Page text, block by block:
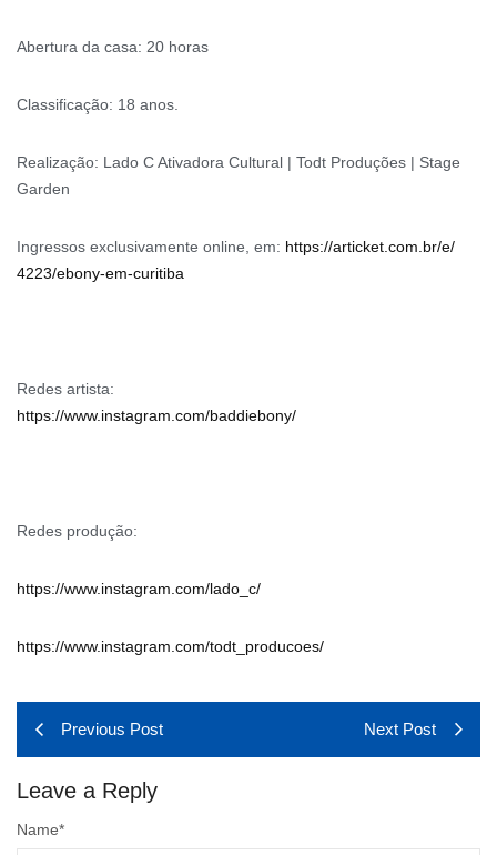
Abertura da casa: 20 horas
Classificação: 18 anos.
Realização: Lado C Ativadora Cultural | Todt Produções | Stage
Garden
Ingressos exclusivamente online, em: https://articket.com.br/e/
4223/ebony-em-curitiba
Redes artista:
https://www.instagram.com/baddiebony/
Redes produção:
https://www.instagram.com/lado_c/
https://www.instagram.com/todt_producoes/
Previous Post Next Post
Leave a Reply
Name*